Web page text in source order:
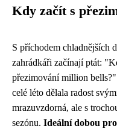
Kdy začít s
S příchodem chladnějších
zahrádkáři začínají ptát:
přezimování million
celé léto dělala radost
mrazuvzdorná, ale s
sezónu. Ideální dobou